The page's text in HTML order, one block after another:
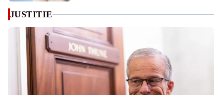
JUSTITIE